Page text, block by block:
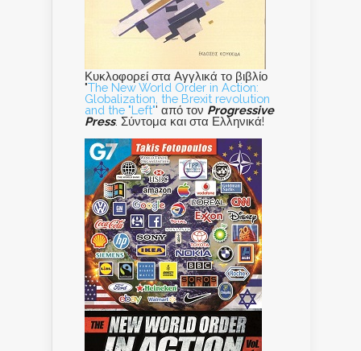
Κυκλοφορεί στα Αγγλικά το βιβλίο
"The New World Order in Action:
Globalization, the Brexit revolution
and the "Left"' από τον Progressive
Press. Σύντομα και στα Ελληνικά!